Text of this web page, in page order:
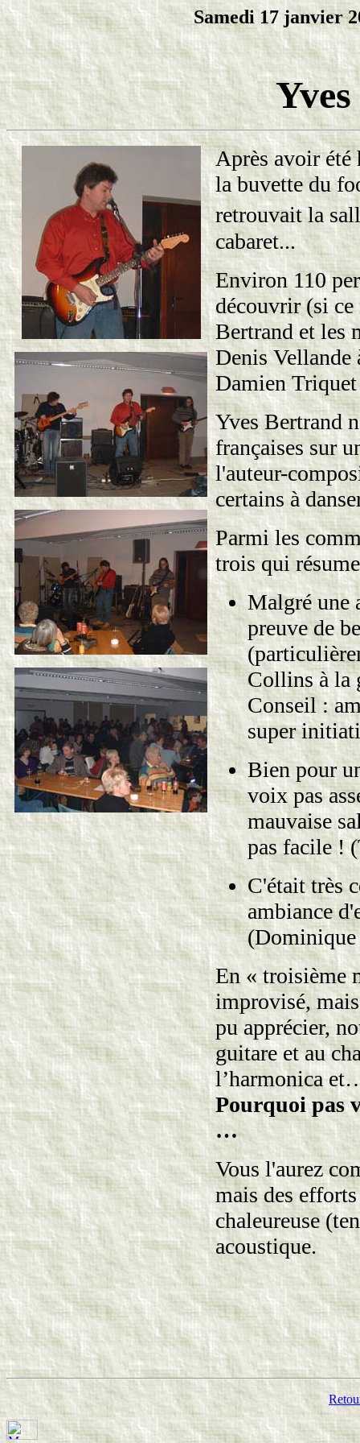
Samedi 17 janvier
Après avoir été
la buvette du
retrouvait la
cabaret...
Environ 110
découvrir (si
Bertrand et les
Denis Vellande
Damien Triquet
Yves Bertrand
françaises sur
l'auteur-
certains à
Parmi les
trois qui
Malgré une
preuve de
Collins à la
Conseil :
super
Bien pour
voix pas
mauvaise
pas facile !
C'était très
ambiance
En « troisième
improvisé,
pu apprécier,
guitare et au
l’harmonica
Pourquoi pas
…
Vous l'aurez
mais des
chaleureuse
acoustique.